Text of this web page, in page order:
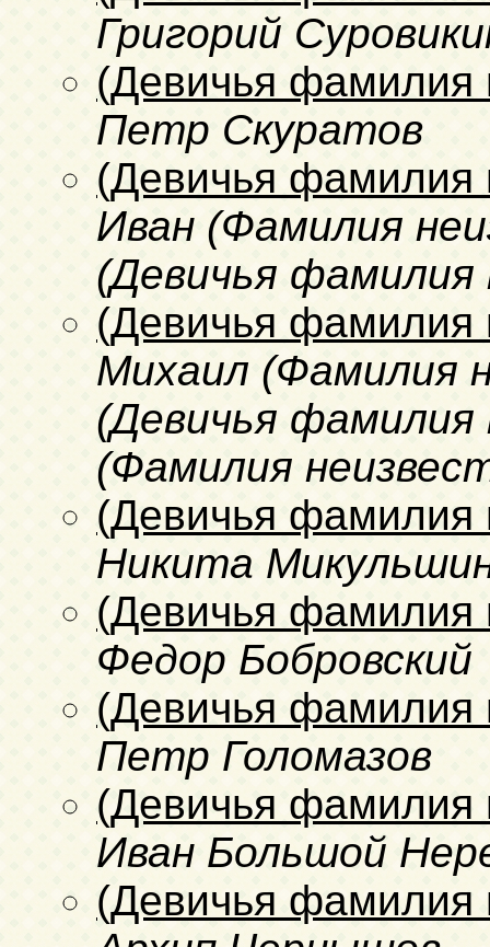
Григорий
(Девичья фамилия
Петр Скуратов
(Девичья фамилия
Иван (Фамилия
(Девичья фамилия
(Девичья фамилия
Михаил (Фамилия
(Девичья фамилия
(Фамилия
(Девичья фамилия
Никита
(Девичья фамилия
Федор Бобровский
(Девичья фамилия
Петр Голомазов
(Девичья фамилия
Иван Большой
(Девичья фамилия